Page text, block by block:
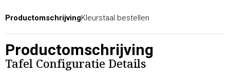
ProductomschrijvingKleurstaal bestellen
Productomschrijving
Tafel Configuratie Details